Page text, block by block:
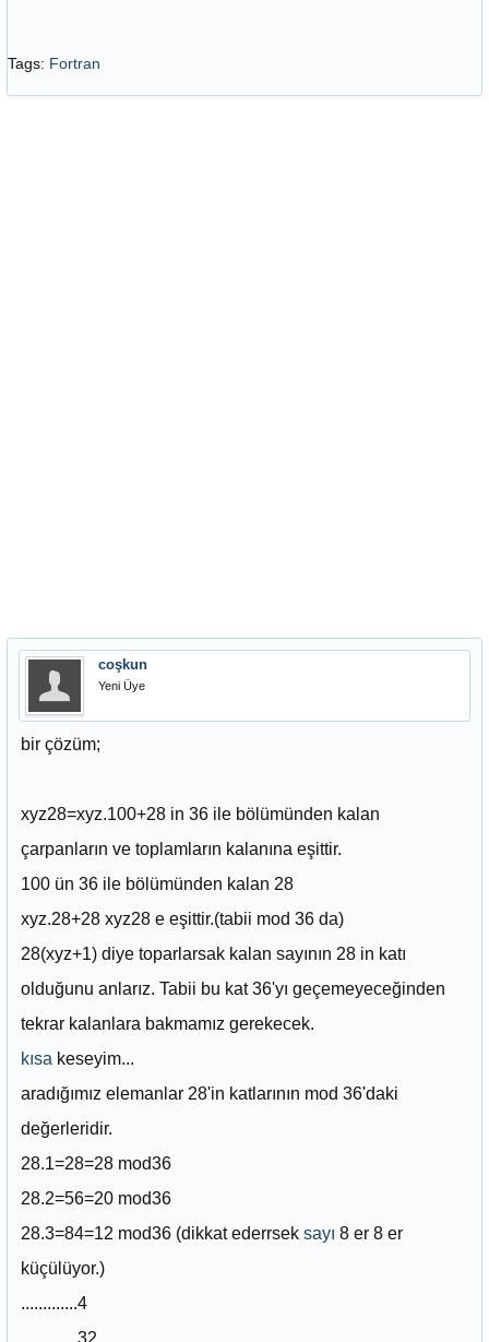
Tags: Fortran
coşkun
Yeni Üye
bir çözüm;
xyz28=xyz.100+28 in 36 ile bölümünden kalan
çarpanların ve toplamların kalanına eşittir.
100 ün 36 ile bölümünden kalan 28
xyz.28+28 xyz28 e eşittir.(tabii mod 36 da)
28(xyz+1) diye toparlarsak kalan sayının 28 in katı
olduğunu anlarız. Tabii bu kat 36'yı geçemeyeceğinden
tekrar kalanlara bakmamız gerekecek.
kısa keseyim...
aradığımız elemanlar 28'in katlarının mod 36'daki
değerleridir.
28.1=28=28 mod36
28.2=56=20 mod36
28.3=84=12 mod36 (dikkat ederrsek sayı 8 er 8 er
küçülüyor.)
.............4
.............32